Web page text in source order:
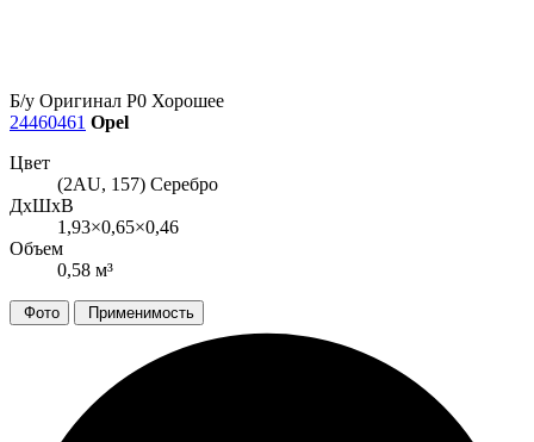
Б/у Оригинал Р0 Хорошее
24460461 Opel
Цвет
(2AU, 157) Серебро
ДxШxВ
1,93×0,65×0,46
Объем
0,58 м³
Фото Применимость